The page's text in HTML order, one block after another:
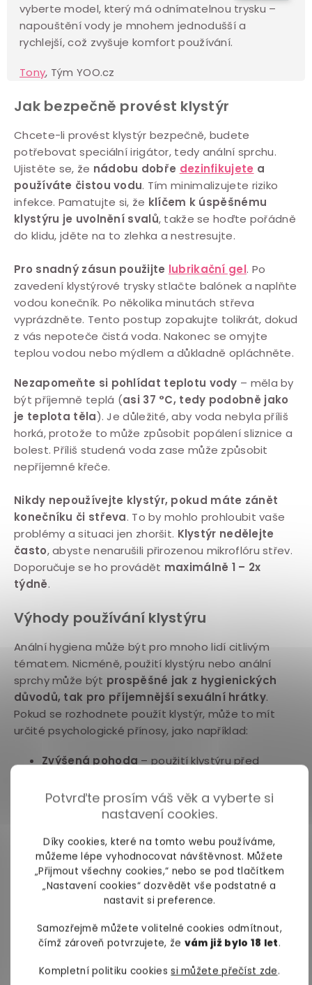
Potvrďte prosím váš věk a vyberte si
nastavení cookies.
Díky cookies, které na tomto webu používáme,
můžeme lépe vyhodnocovat návštěvnost. Můžete
„Přijmout všechny cookies,“ nebo se pod tlačítkem
„Nastavení cookies“ dozvědět vše podstatné a
nastavit si preference.
Samozřejmě můžete volitelné cookies odmítnout,
čímž zároveň potvrzujete, že vám již bylo 18 let.
Kompletní politiku cookiessi můžete přečíst zde.
vyberte model, který má odnímatelnou trysku –
napouštění vody je mnohem jednodušší a
rychlejší, což zvyšuje komfort používání.
Tony, Tým YOO.cz
Jak bezpečně provést klystýr
Chcete-li provést klystýr bezpečně, budete
potřebovat speciální irigátor, tedy anální sprchu.
Ujistěte se, že nádobu dobře dezinfikujete a
používáte čistou vodu. Tím minimalizujete riziko
infekce. Pamatujte si, že klíčem k úspěšnému
klystýru je uvolnění svalů, takže se hoďte pořádně
do klidu, jděte na to zlehka a nestresujte.
Pro snadný zásun použijte lubrikační gel. Po
zavedení klystýrové trysky stlačte balónek a naplňte
vodou konečník. Po několika minutách střeva
vyprázdněte. Tento postup zopakujte tolikrát, dokud
z vás nepoteče čistá voda. Nakonec se omyjte
teplou vodou nebo mýdlem a důkladně opláchněte.
Nezapomeňte si pohlídat teplotu vody – měla by
být příjemně teplá (asi 37 °C, tedy podobně jako
je teplota těla). Je důležité, aby voda nebyla příliš
horká, protože to může způsobit popálení sliznice a
bolest. Příliš studená voda zase může způsobit
nepříjemné křeče.
Nikdy nepoužívejte klystýr, pokud máte zánět
konečníku či střeva. To by mohlo prohloubit vaše
problémy a situaci jen zhoršit. Klystýr nedělejte
často, abyste nenarušili přirozenou mikroflóru střev.
Doporučuje se ho provádět maximálně 1 – 2x
týdně.
Výhody používání klystýru
Anální hygiena může být pro mnoho lidí citlivým
tématem. Nicméně, použití klystýru nebo anální
sprchy může být prospěšné jak z hygienických
důvodů, tak pro příjemnější sexuální hrátky.
Pokud se rozhodnete použít klystýr, může to mít
určité psychologické přínosy, jako například:
Zvýšená pohoda – použití klystýru před
obavy z toho, že dojde k nechtěnému ušpinění
od stolice. To může vést ke zvýšenému pocitu
Zásun tak bude mnohem jednodušší a
příjemnější.
Větší sebevědomí– pokud se cítíte více
uvolněni a pohodlněji běhemanálního sexu
může to vést k většímu sebevědomí a pocitu
kontroly. To může mít pozitivní vliv na vaše
lépe a budou vás víc bavit.